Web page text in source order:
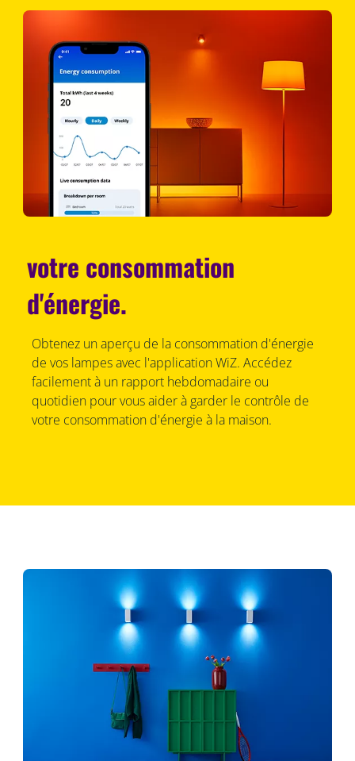
votre consommation
d'énergie.
Obtenez un aperçu de la consommation d'énergie
de vos lampes avec l'application WiZ. Accédez
facilement à un rapport hebdomadaire ou
quotidien pour vous aider à garder le contrôle de
votre consommation d'énergie à la maison.